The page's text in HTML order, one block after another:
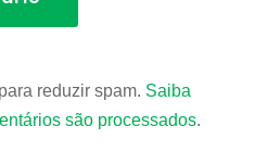
reduzir spam. Saiba
são processados.